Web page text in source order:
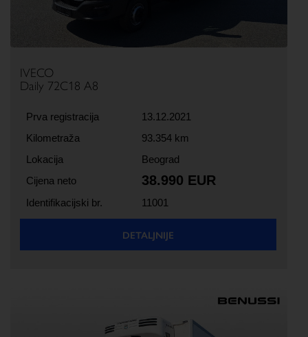
IVECO
Daily 72C18 A8
Prva registracija
13.12.2021
Kilometraža
93.354 km
Lokacija
Beograd
Cijena neto
38.990 EUR
Identifikacijski br. 11001
DETALJNIJE